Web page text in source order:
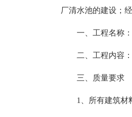
厂清水池的建设；
一、工程名称
二、工程内容
三、质量要求
1、所有建筑材